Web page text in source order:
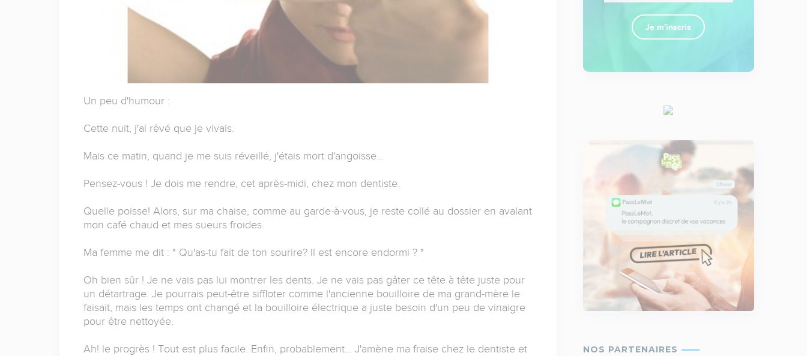
Un peu d'humour :
Cette nuit, j'ai rêvé que je vivais.
Mais ce matin, quand je me suis réveillé, j'étais mort d'angoisse...
Pensez-vous ! Je dois me rendre, cet après-midi, chez mon dentiste.
Quelle poisse! Alors, sur ma chaise, comme au garde-à-vous, je reste collé au dossier en avalant
mon café chaud et mes sueurs froides.
Ma femme me dit : " Qu'as-tu fait de ton sourire? Il est encore endormi ? "
Oh bien sûr ! Je ne vais pas lui montrer les dents. Je ne vais pas gâter ce tête à tête juste pour
un détartrage. Je pourrais peut-être siffloter comme l'ancienne bouilloire de ma grand-mère le
faisait, mais les temps ont changé et la bouilloire électrique a juste besoin d'un peu de vinaigre
pour être nettoyée.
Ah! le progrès ! Tout est plus facile. Enfin, probablement... J'amène ma fraise chez le dentiste et
Je m'inscris